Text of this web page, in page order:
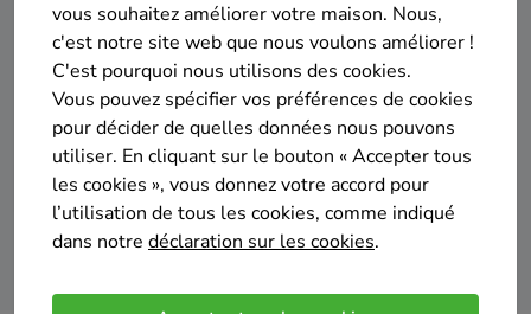
vous souhaitez améliorer votre maison. Nous,
c'est notre site web que nous voulons améliorer !
C'est pourquoi nous utilisons des cookies.
Vous pouvez spécifier vos préférences de cookies
pour décider de quelles données nous pouvons
utiliser. En cliquant sur le bouton « Accepter tous
les cookies », vous donnez votre accord pour
l’utilisation de tous les cookies, comme indiqué
dans notre déclaration sur les cookies.
Gratuit et sans engagement
Top 20 des installateurs de
pompes à chaleur à Fléron
Comparer des devis